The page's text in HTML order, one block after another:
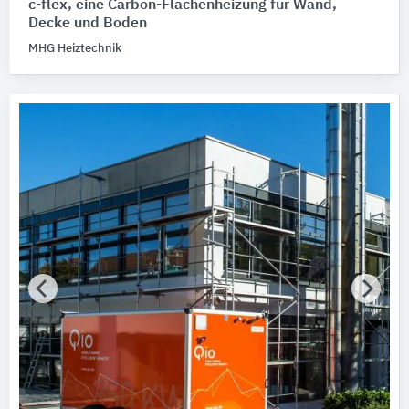
c-flex, eine Carbon-Flächenheizung für Wand,
Decke und Boden
MHG Heiztechnik